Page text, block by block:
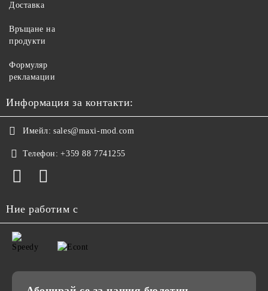
Доставка
Връщане на
продукти
Формуляр
рекламации
Информация за контакти:
Имейл: sales@maxi-mod.com
Телефон: +359 88 7741255
Ние работим с